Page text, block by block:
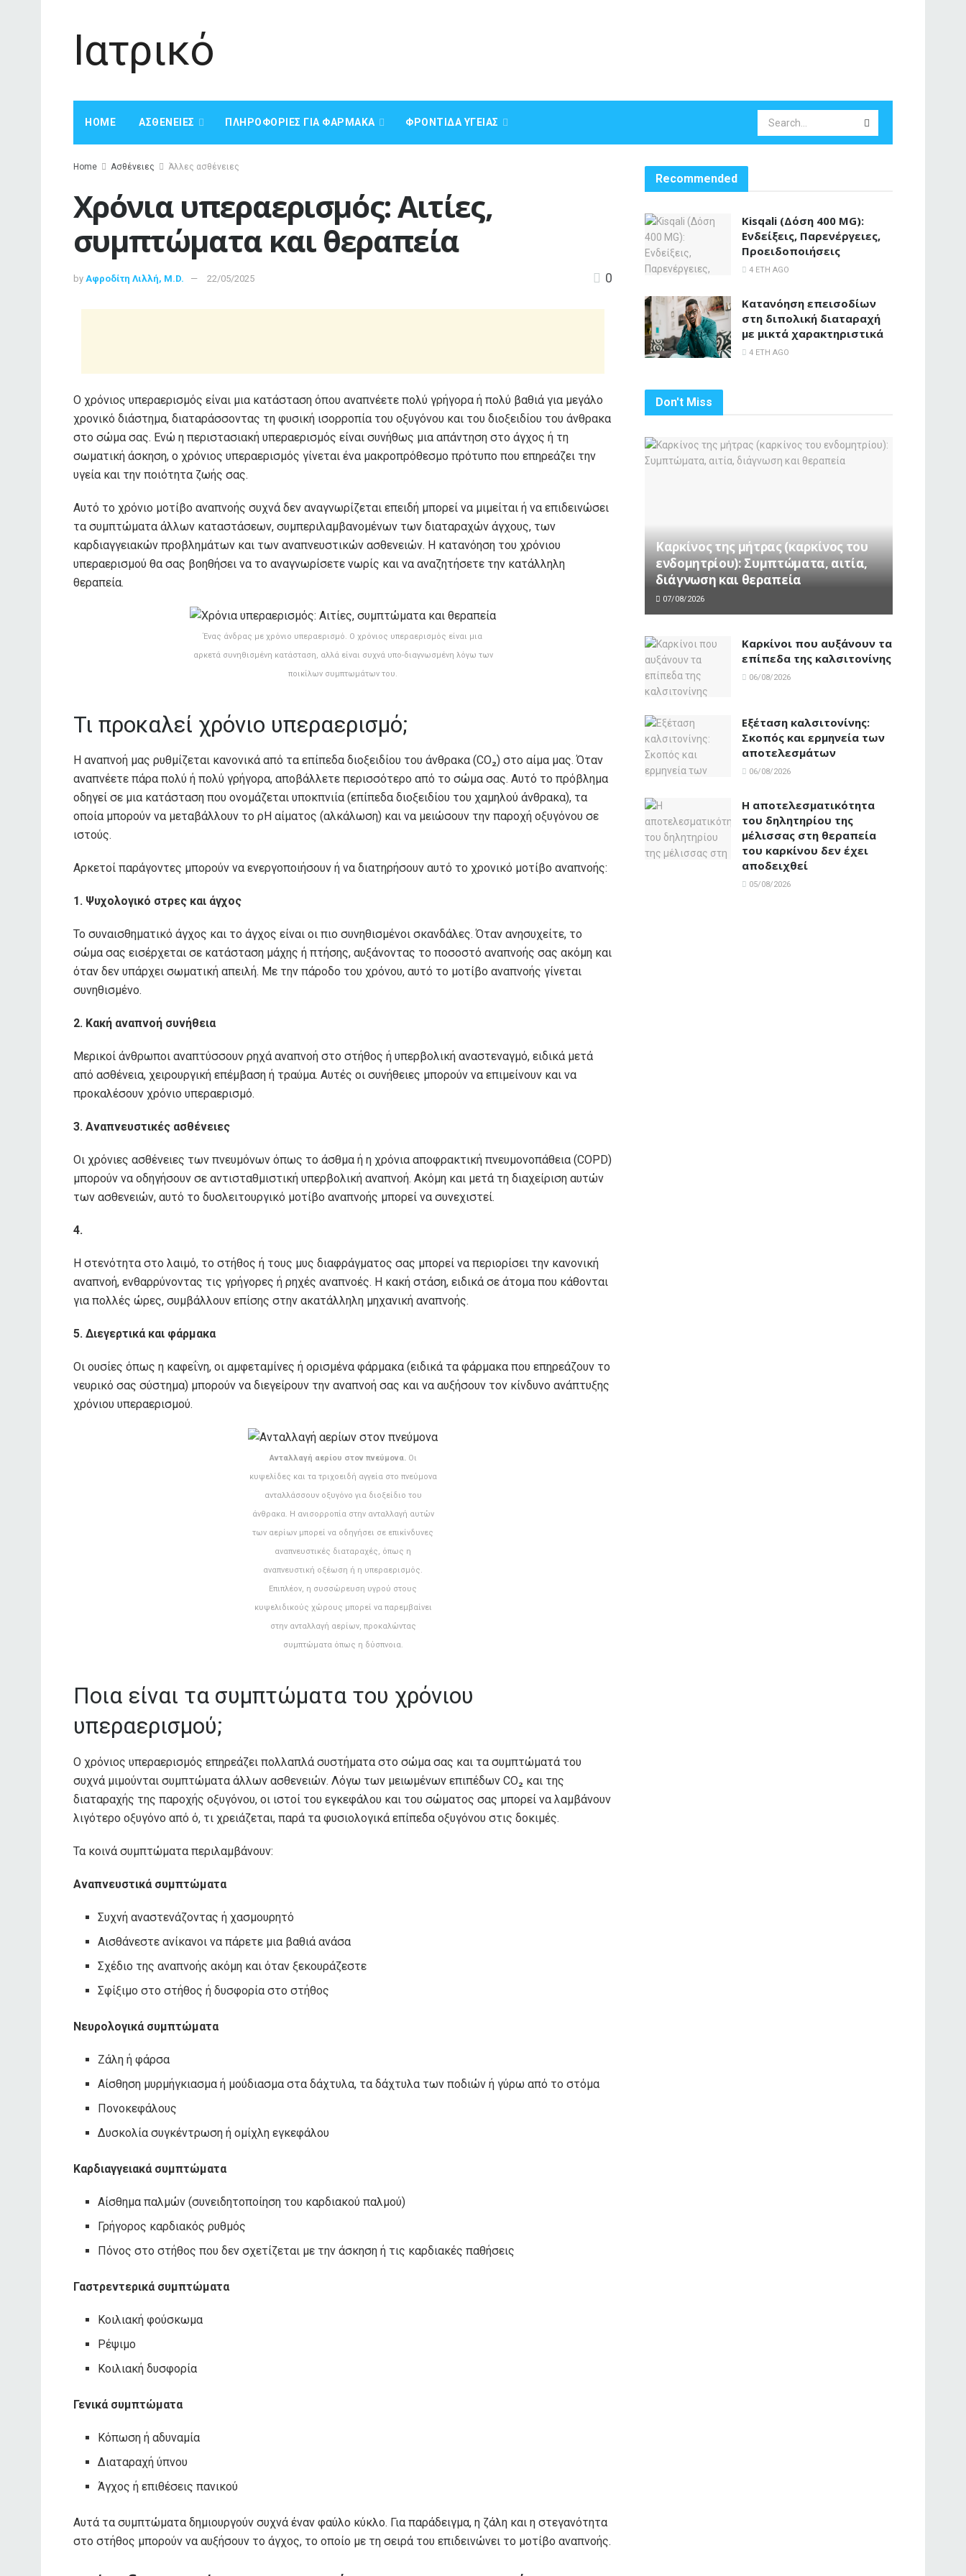
Ιατρικό
HOME ΑΣΘΈΝΕΙΕΣ ΠΛΗΡΟΦΟΡΊΕΣ ΓΙΑ ΦΆΡΜΑΚΑ ΦΡΟΝΤΊΔΑ ΥΓΕΊΑΣ
Home Ασθένειες Άλλες ασθένειες
Χρόνια υπεραερισμός: Αιτίες,
συμπτώματα και θεραπεία
by Αφροδίτη Λιλλή, M.D. 22/05/2025 0
Ο χρόνιος υπεραερισμός είναι μια κατάσταση όπου αναπνέετε πολύ γρήγορα ή πολύ βαθιά για μεγάλο
χρονικό διάστημα, διαταράσσοντας τη φυσική ισορροπία του οξυγόνου και του διοξειδίου του άνθρακα
στο σώμα σας. Ενώ η περιστασιακή υπεραερισμός είναι συνήθως μια απάντηση στο άγχος ή τη
σωματική άσκηση, ο χρόνιος υπεραερισμός γίνεται ένα μακροπρόθεσμο πρότυπο που επηρεάζει την
υγεία και την ποιότητα ζωής σας.
Αυτό το χρόνιο μοτίβο αναπνοής συχνά δεν αναγνωρίζεται επειδή μπορεί να μιμείται ή να επιδεινώσει
τα συμπτώματα άλλων καταστάσεων, συμπεριλαμβανομένων των διαταραχών άγχους, των
καρδιαγγειακών προβλημάτων και των αναπνευστικών ασθενειών. Η κατανόηση του χρόνιου
υπεραερισμού θα σας βοηθήσει να το αναγνωρίσετε νωρίς και να αναζητήσετε την κατάλληλη
θεραπεία.
Ένας άνδρας με χρόνιο υπεραερισμό. Ο χρόνιος υπεραερισμός είναι μια
αρκετά συνηθισμένη κατάσταση, αλλά είναι συχνά υπο-διαγνωσμένη λόγω των
ποικίλων συμπτωμάτων του.
Τι προκαλεί χρόνιο υπεραερισμό;
Η αναπνοή μας ρυθμίζεται κανονικά από τα επίπεδα διοξειδίου του άνθρακα (CO₂) στο αίμα μας. Όταν
αναπνέετε πάρα πολύ ή πολύ γρήγορα, αποβάλλετε περισσότερο από το σώμα σας. Αυτό το πρόβλημα
οδηγεί σε μια κατάσταση που ονομάζεται υποκπνιία (επίπεδα διοξειδίου του χαμηλού άνθρακα), τα
οποία μπορούν να μεταβάλλουν το ρΗ αίματος (αλκάλωση) και να μειώσουν την παροχή οξυγόνου σε
ιστούς.
Αρκετοί παράγοντες μπορούν να ενεργοποιήσουν ή να διατηρήσουν αυτό το χρονικό μοτίβο αναπνοής:
1. Ψυχολογικό στρες και άγχος
Το συναισθηματικό άγχος και το άγχος είναι οι πιο συνηθισμένοι σκανδάλες. Όταν ανησυχείτε, το
σώμα σας εισέρχεται σε κατάσταση μάχης ή πτήσης, αυξάνοντας το ποσοστό αναπνοής σας ακόμη και
όταν δεν υπάρχει σωματική απειλή. Με την πάροδο του χρόνου, αυτό το μοτίβο αναπνοής γίνεται
συνηθισμένο.
2. Κακή αναπνοή συνήθεια
Μερικοί άνθρωποι αναπτύσσουν ρηχά αναπνοή στο στήθος ή υπερβολική αναστεναγμό, ειδικά μετά
από ασθένεια, χειρουργική επέμβαση ή τραύμα. Αυτές οι συνήθειες μπορούν να επιμείνουν και να
προκαλέσουν χρόνιο υπεραερισμό.
3. Αναπνευστικές ασθένειες
Οι χρόνιες ασθένειες των πνευμόνων όπως το άσθμα ή η χρόνια αποφρακτική πνευμονοπάθεια (COPD)
μπορούν να οδηγήσουν σε αντισταθμιστική υπερβολική αναπνοή. Ακόμη και μετά τη διαχείριση αυτών
των ασθενειών, αυτό το δυσλειτουργικό μοτίβο αναπνοής μπορεί να συνεχιστεί.
4.
Η στενότητα στο λαιμό, το στήθος ή τους μυς διαφράγματος σας μπορεί να περιορίσει την κανονική
αναπνοή, ενθαρρύνοντας τις γρήγορες ή ρηχές αναπνοές. Η κακή στάση, ειδικά σε άτομα που κάθονται
για πολλές ώρες, συμβάλλουν επίσης στην ακατάλληλη μηχανική αναπνοής.
5. Διεγερτικά και φάρμακα
Οι ουσίες όπως η καφεΐνη, οι αμφεταμίνες ή ορισμένα φάρμακα (ειδικά τα φάρμακα που επηρεάζουν το
νευρικό σας σύστημα) μπορούν να διεγείρουν την αναπνοή σας και να αυξήσουν τον κίνδυνο ανάπτυξης
χρόνιου υπεραερισμού.
Ανταλλαγή αερίου στον πνεύμονα. Οι
κυψελίδες και τα τριχοειδή αγγεία στο πνεύμονα
ανταλλάσσουν οξυγόνο για διοξείδιο του
άνθρακα. Η ανισορροπία στην ανταλλαγή αυτών
των αερίων μπορεί να οδηγήσει σε επικίνδυνες
αναπνευστικές διαταραχές, όπως η
αναπνευστική οξέωση ή η υπεραερισμός.
Επιπλέον, η συσσώρευση υγρού στους
κυψελιδικούς χώρους μπορεί να παρεμβαίνει
στην ανταλλαγή αερίων, προκαλώντας
συμπτώματα όπως η δύσπνοια.
Ποια είναι τα συμπτώματα του χρόνιου
υπεραερισμού;
Ο χρόνιος υπεραερισμός επηρεάζει πολλαπλά συστήματα στο σώμα σας και τα συμπτώματά του
συχνά μιμούνται συμπτώματα άλλων ασθενειών. Λόγω των μειωμένων επιπέδων CO₂ και της
διαταραχής της παροχής οξυγόνου, οι ιστοί του εγκεφάλου και του σώματος σας μπορεί να λαμβάνουν
λιγότερο οξυγόνο από ό, τι χρειάζεται, παρά τα φυσιολογικά επίπεδα οξυγόνου στις δοκιμές.
Τα κοινά συμπτώματα περιλαμβάνουν:
Αναπνευστικά συμπτώματα
Συχνή αναστενάζοντας ή χασμουρητό
Αισθάνεστε ανίκανοι να πάρετε μια βαθιά ανάσα
Σχέδιο της αναπνοής ακόμη και όταν ξεκουράζεστε
Σφίξιμο στο στήθος ή δυσφορία στο στήθος
Νευρολογικά συμπτώματα
Ζάλη ή φάρσα
Αίσθηση μυρμήγκιασμα ή μούδιασμα στα δάχτυλα, τα δάχτυλα των ποδιών ή γύρω από το στόμα
Πονοκεφάλους
Δυσκολία συγκέντρωση ή ομίχλη εγκεφάλου
Καρδιαγγειακά συμπτώματα
Αίσθημα παλμών (συνειδητοποίηση του καρδιακού παλμού)
Γρήγορος καρδιακός ρυθμός
Πόνος στο στήθος που δεν σχετίζεται με την άσκηση ή τις καρδιακές παθήσεις
Γαστρεντερικά συμπτώματα
Κοιλιακή φούσκωμα
Ρέψιμο
Κοιλιακή δυσφορία
Γενικά συμπτώματα
Κόπωση ή αδυναμία
Διαταραχή ύπνου
Άγχος ή επιθέσεις πανικού
Αυτά τα συμπτώματα δημιουργούν συχνά έναν φαύλο κύκλο. Για παράδειγμα, η ζάλη και η στεγανότητα
στο στήθος μπορούν να αυξήσουν το άγχος, το οποίο με τη σειρά του επιδεινώνει το μοτίβο αναπνοής.
Recommended
Kisqali (Δόση 400 MG):
Ενδείξεις, Παρενέργειες,
Προειδοποιήσεις
4 ΈΤΗ AGO
Κατανόηση επεισοδίων
στη διπολική διαταραχή
με μικτά χαρακτηριστικά
4 ΈΤΗ AGO
Don't Miss
Καρκίνος της μήτρας (καρκίνος του
ενδομητρίου): Συμπτώματα, αιτία,
διάγνωση και θεραπεία
07/08/2026
Καρκίνοι που αυξάνουν τα
επίπεδα της καλσιτονίνης
06/08/2026
Εξέταση καλσιτονίνης:
Σκοπός και ερμηνεία των
αποτελεσμάτων
06/08/2026
Η αποτελεσματικότητα
του δηλητηρίου της
μέλισσας στη θεραπεία
του καρκίνου δεν έχει
αποδειχθεί
05/08/2026